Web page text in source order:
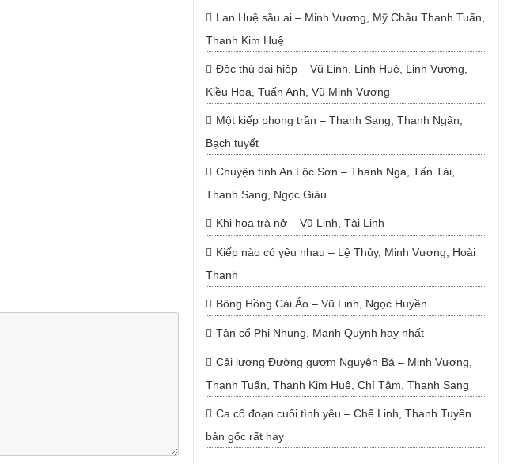
Lan Huệ sầu ai – Minh Vương, Mỹ Châu Thanh Tuấn,
Thanh Kim Huệ
Độc thủ đại hiệp – Vũ Linh, Linh Huệ, Linh Vương,
Kiều Hoa, Tuấn Anh, Vũ Minh Vương
Một kiếp phong trần – Thanh Sang, Thanh Ngân,
Bạch tuyết
Chuyện tình An Lộc Sơn – Thanh Nga, Tấn Tài,
Thanh Sang, Ngọc Giàu
Khi hoa trà nở – Vũ Linh, Tài Linh
Kiếp nào có yêu nhau – Lệ Thủy, Minh Vương, Hoài
Thanh
Bông Hồng Cài Áo – Vũ Linh, Ngọc Huyền
Tân cổ Phi Nhung, Mạnh Quỳnh hay nhất
Cải lương Đường gươm Nguyên Bá – Minh Vương,
Thanh Tuấn, Thanh Kim Huệ, Chí Tâm, Thanh Sang
Ca cổ đoạn cuối tình yêu – Chế Linh, Thanh Tuyền
bản gốc rất hay